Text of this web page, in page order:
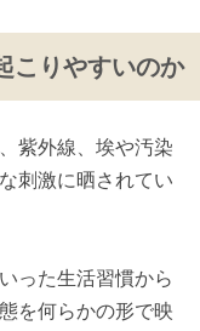
こりやすいのか
紫外線、埃や汚染
刺激に晒されてい
った生活習慣から
を何らかの形で映